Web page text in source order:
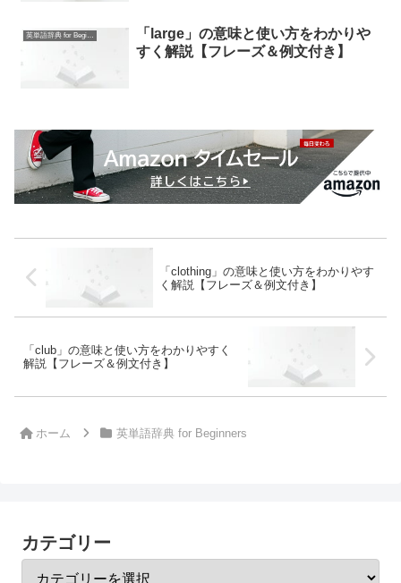
英単語辞典 for Beginners
「large」の意味と使い方をわかりや
すく解説【フレーズ＆例文付き】
「clothing」の意味と使い方をわかりやす
く解説【フレーズ＆例文付き】
「club」の意味と使い方をわかりやすく
解説【フレーズ＆例文付き】
ホーム 英単語辞典 for Beginners
カテゴリー